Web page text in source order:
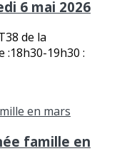
6 mai 2026
de la
:18h30-19h30 :
famille en